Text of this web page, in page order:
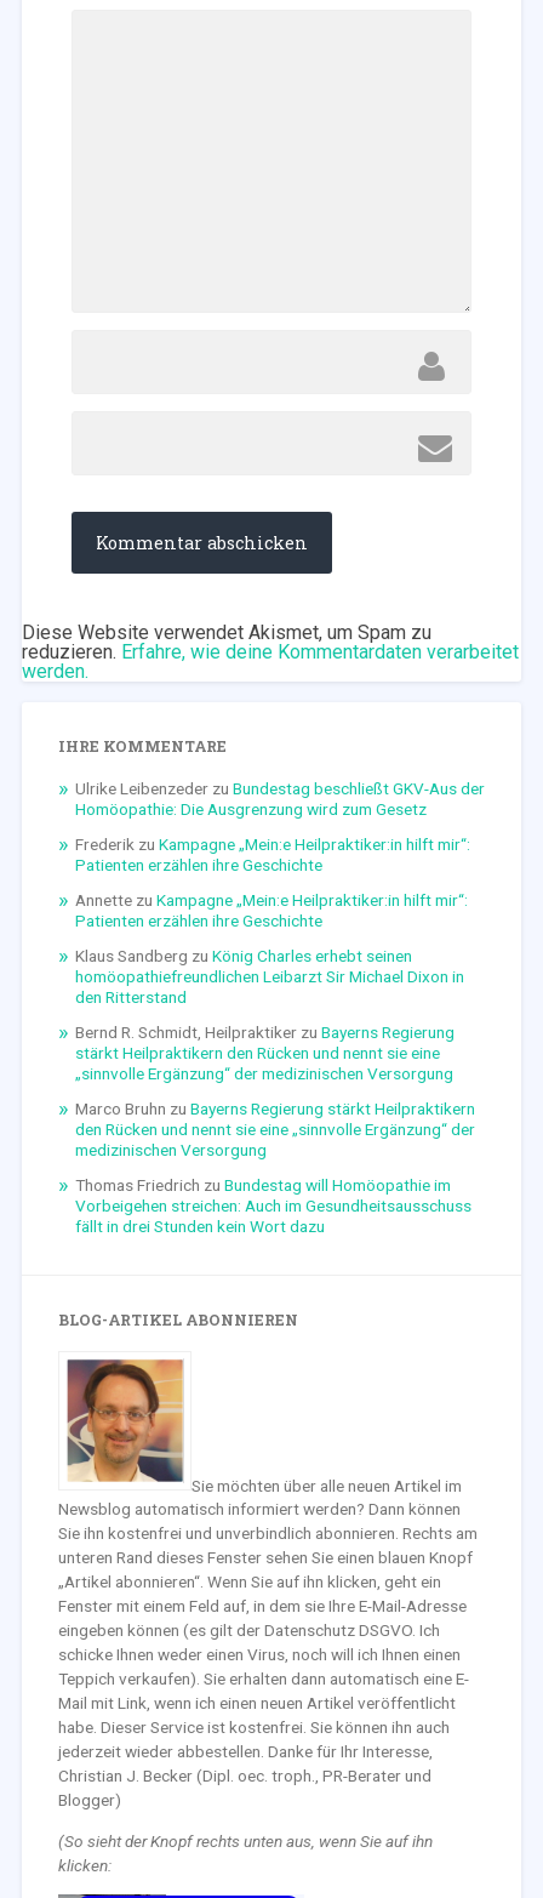
Diese Website verwendet Akismet, um Spam zu
reduzieren. Erfahre, wie deine Kommentardaten verarbeitet
werden.
IHRE KOMMENTARE
Ulrike Leibenzederzu Bundestag beschließt GKV-Aus der
Homöopathie: Die Ausgrenzung wird zum Gesetz
Frederik zu Kampagne „Mein:e Heilpraktiker:in hilft mir“:
Patienten erzählen ihre Geschichte
Annettezu Kampagne „Mein:e Heilpraktiker:in hilft mir“:
Patienten erzählen ihre Geschichte
Klaus Sandberg zu König Charles erhebt seinen
homöopathiefreundlichen Leibarzt Sir Michael Dixon in
den Ritterstand
Bernd R. Schmidt, Heilpraktikerzu Bayerns Regierung
stärkt Heilpraktikern den Rücken und nennt sie eine
„sinnvolle Ergänzung“ der medizinischen Versorgung
Marco Bruhn zu Bayerns Regierung stärkt Heilpraktikern
den Rücken und nennt sie eine „sinnvolle Ergänzung“ der
medizinischen Versorgung
Thomas Friedrich zu Bundestag will Homöopathie im
Vorbeigehen streichen: Auch im Gesundheitsausschuss
fällt in drei Stunden kein Wort dazu
BLOG-ARTIKEL ABONNIEREN
Sie möchten über alle neuen Artikel im
Newsblog automatisch informiert werden? Dann können
Sie ihn kostenfrei und unverbindlich abonnieren. Rechts am
unteren Rand dieses Fenster sehen Sie einen blauen Knopf
„Artikel abonnieren“. Wenn Sie auf ihn klicken, geht ein
Fenster mit einem Feld auf, in dem sie Ihre E-Mail-Adresse
eingeben können (es gilt der Datenschutz DSGVO. Ich
schicke Ihnen weder einen Virus, noch will ich Ihnen einen
Teppich verkaufen). Sie erhalten dann automatisch eine E-
Mail mit Link, wenn ich einen neuen Artikel veröffentlicht
habe. Dieser Service ist kostenfrei. Sie können ihn auch
jederzeit wieder abbestellen. Danke für Ihr Interesse,
Christian J. Becker (Dipl. oec. troph., PR-Berater und
Blogger)
(So sieht der Knopf rechts unten aus, wenn Sie auf ihn
klicken: